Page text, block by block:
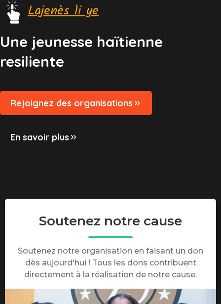
Lajenès li ye
Une jeunesse haïtienne
resiliente
Rejoignez des organisations
En savoir plus